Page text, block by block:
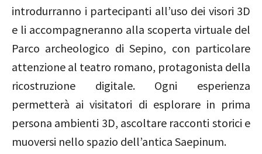
introdurranno i partecipanti all’uso dei visori 3D
e li accompagneranno alla scoperta virtuale del
Parco archeologico di Sepino, con particolare
attenzione al teatro romano, protagonista della
ricostruzione digitale. Ogni esperienza
permetterà ai visitatori di esplorare in prima
persona ambienti 3D, ascoltare racconti storici e
muoversi nello spazio dell’antica Saepinum.